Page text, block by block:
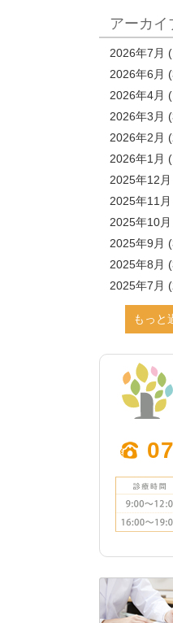
アーカイ
2026年7月
2026年6月
2026年4月
2026年3月
2026年2月
2026年1月
2025年12
2025年11
2025年10
2025年9月
2025年8月
2025年7月
2025年6月
2025年2月
2024年9月
2024年8月
2024年7月
2024年2月
2023年12
2023年11
2023年10
2023年8月
2023年7月
2023年5月
もっと